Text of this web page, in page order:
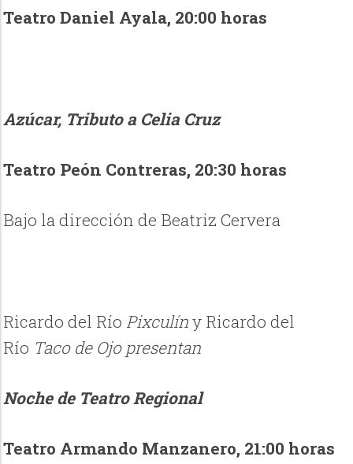
Teatro Daniel Ayala, 20:00 horas
Azúcar, Tributo a Celia Cruz
Teatro Peón Contreras, 20:30 horas
Bajo la dirección de Beatriz Cervera
Ricardo del Río Pixculíny Ricardo del
Río Taco de Ojo presentan
Noche de Teatro Regional
Teatro Armando Manzanero, 21:00 horas